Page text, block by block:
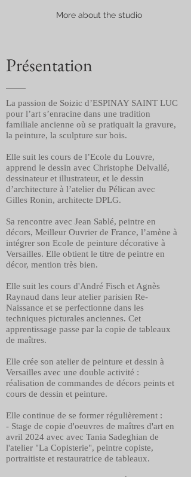
More about the studio
Présentation
La passion de Soizic d’ESPINAY SAINT LUC
pour l’art s’enracine dans une tradition
familiale ancienne où se pratiquait la gravure,
la peinture, la sculpture sur bois.
Elle suit les cours de l’Ecole du Louvre,
apprend le dessin avec Christophe Delvallé,
dessinateur et illustrateur, et le dessin
d’architecture à l’atelier du Pélican avec
Gilles Ronin, architecte DPLG.
Sa rencontre avec Jean Sablé, peintre en
décors, Meilleur Ouvrier de France, l’amène à
intégrer son Ecole de peinture décorative à
Versailles. Elle obtient le titre de peintre en
décor, mention très bien.
Elle suit les cours d'André Fisch et Agnès
Raynaud dans leur atelier parisien Re-
Naissance et se perfectionne dans les
techniques picturales anciennes. Cet
apprentissage passe par la copie de tableaux
de maîtres.
Elle crée son atelier de peinture et dessin à
Versailles avec une double activité :
réalisation de commandes de décors peints et
cours de dessin et peinture.
Elle continue de se former régulièrement :
- Stage de copie d'oeuvres de maîtres d'art en
avril 2024 avec avec Tania Sadeghian de
l'atelier "La Copisterie", peintre copiste,
portraitiste et restauratrice de tableaux.